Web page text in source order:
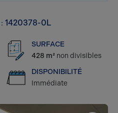
1420378-0L
SURFACE
428 m² non divisibles
DISPONIBILITÉ
Immédiate